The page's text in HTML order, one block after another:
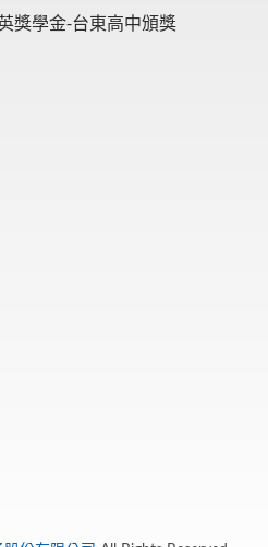
獎學金-台東高中頒獎